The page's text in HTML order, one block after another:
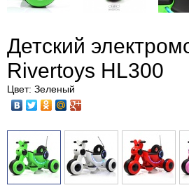
Детский
Rivertoys HL300
Цвет: Зеленый